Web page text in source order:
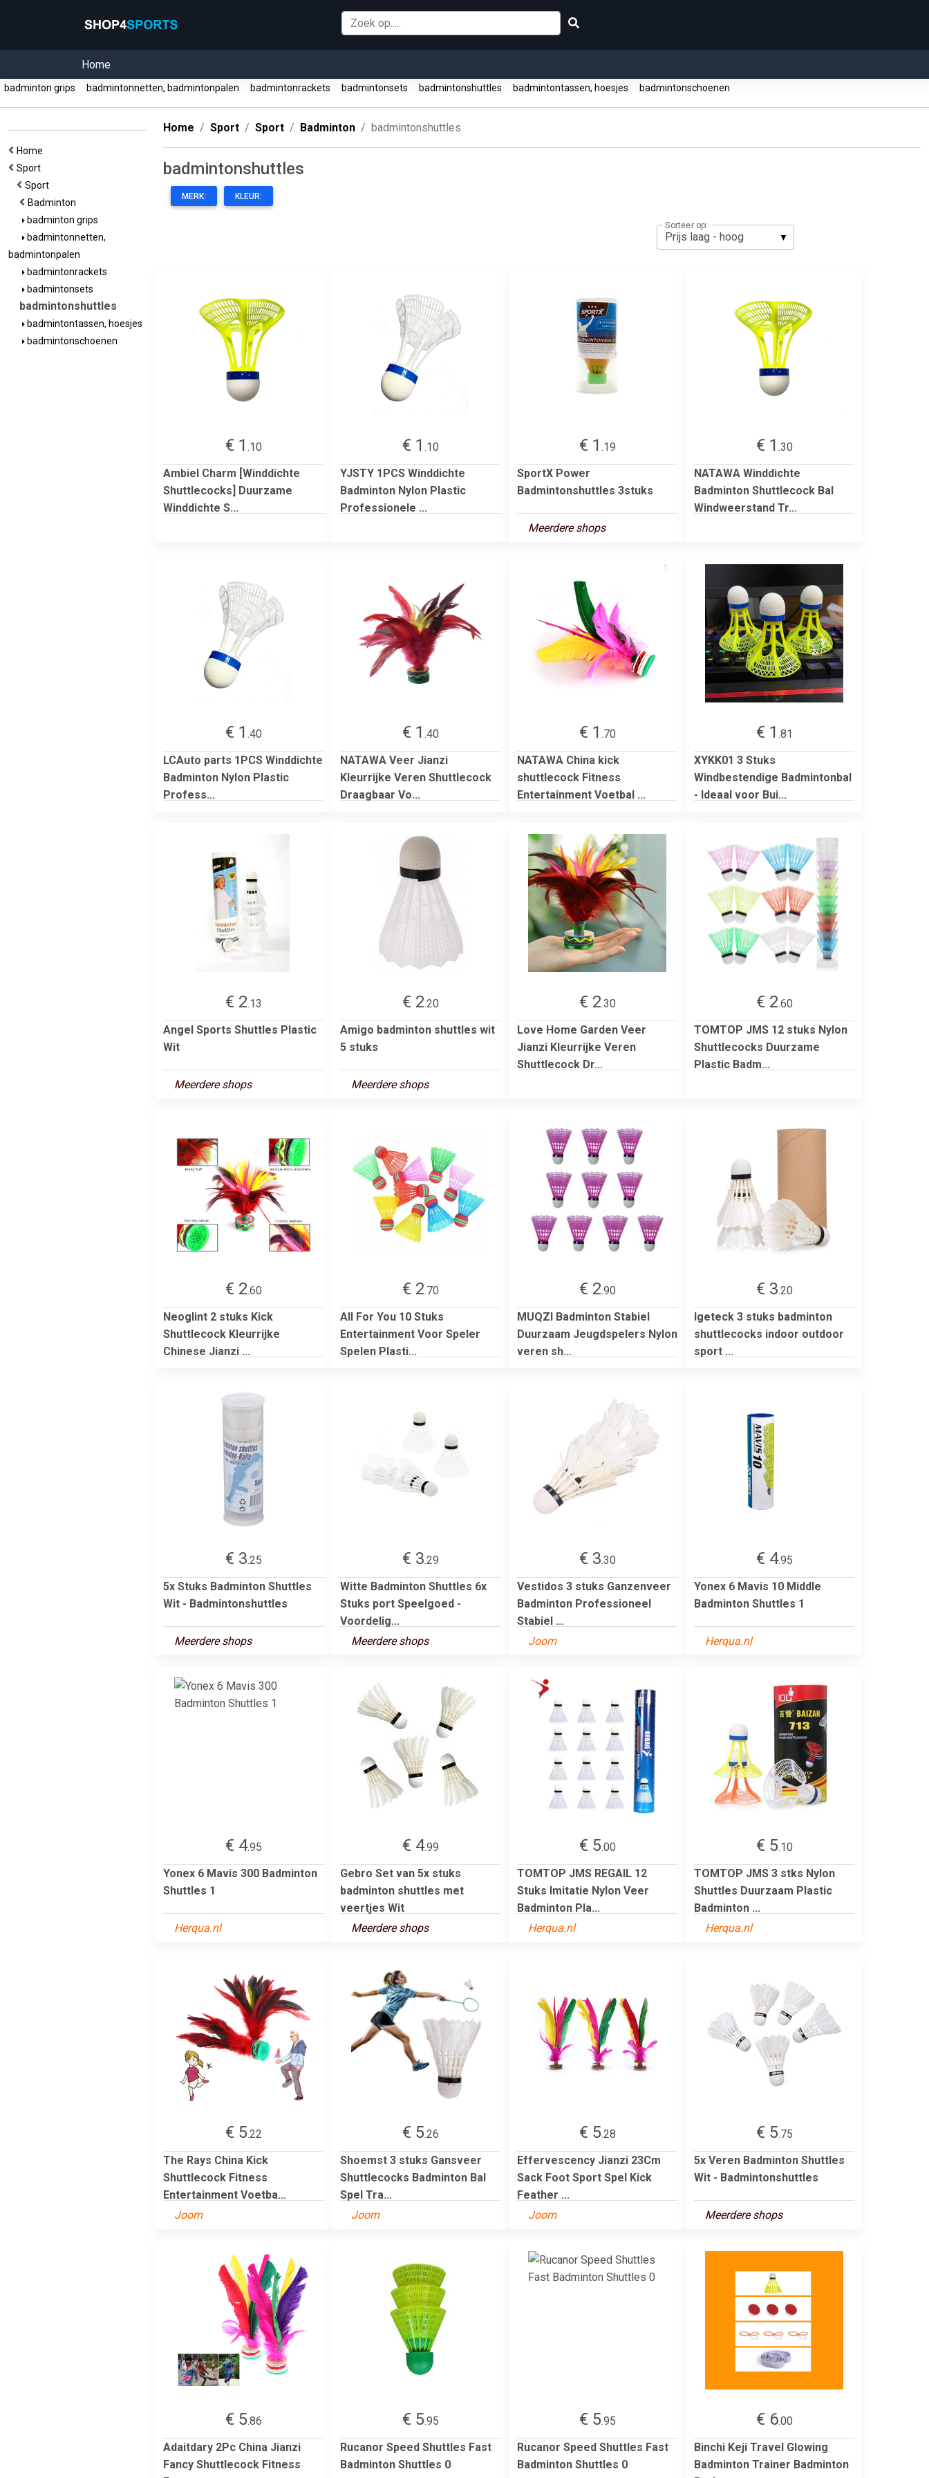
Home
badminton grips badmintonnetten, badmintonpalen badmintonrackets badmintonsets badmintonshuttles badmintontassen, hoesjes badmintonschoenen
Home
Sport
Sport
Badminton
badminton grips
badmintonnetten,
badmintonpalen
badmintonrackets
badmintonsets
badmintonshuttles
badmintontassen, hoesjes
badmintonschoenen
Home Sport Sport Badminton badmintonshuttles
badmintonshuttles
MERK: KLEUR:
Sorteer op:
€ 1 .10
Ambiel Charm [Winddichte
Shuttlecocks] Duurzame
Winddichte S...
€ 1 .10
YJSTY 1PCS Winddichte
Badminton Nylon Plastic
Professionele ...
€ 1 .19
SportX Power
Badmintonshuttles 3stuks
Meerdere shops
€ 1 .30
NATAWA Winddichte
Badminton Shuttlecock Bal
Windweerstand Tr...
€ 1 .40
LCAuto parts 1PCS Winddichte
Badminton Nylon Plastic
Profess...
€ 1 .40
NATAWA Veer Jianzi
Kleurrijke Veren Shuttlecock
Draagbaar Vo...
€ 1 .70
NATAWA China kick
shuttlecock Fitness
Entertainment Voetbal ...
€ 1 .81
XYKK01 3 Stuks
Windbestendige Badmintonbal
- Ideaal voor Bui...
€ 2.13
Angel Sports Shuttles Plastic
Wit
Meerdere shops
€ 2.20
Amigo badminton shuttles wit
5 stuks
Meerdere shops
€ 2.30
Love Home Garden Veer
Jianzi Kleurrijke Veren
Shuttlecock Dr...
€ 2.60
TOMTOP JMS 12 stuks Nylon
Shuttlecocks Duurzame
Plastic Badm...
€ 2.60
Neoglint 2 stuks Kick
Shuttlecock Kleurrijke
Chinese Jianzi ...
€ 2.70
All For You 10 Stuks
Entertainment Voor Speler
Spelen Plasti...
€ 2.90
MUQZI Badminton Stabiel
Duurzaam Jeugdspelers Nylon
veren sh...
€ 3.20
Igeteck 3 stuks badminton
shuttlecocks indoor outdoor
sport ...
€ 3.25
5x Stuks Badminton Shuttles
Wit - Badmintonshuttles
Meerdere shops
€ 3.29
Witte Badminton Shuttles 6x
Stuks port Speelgoed -
Voordelig...
Meerdere shops
€ 3.30
Vestidos 3 stuks Ganzenveer
Badminton Professioneel
Stabiel ...
Joom
€ 4.95
Yonex 6 Mavis 10 Middle
Badminton Shuttles 1
Herqua.nl
€ 4.95
Yonex 6 Mavis 300 Badminton
Shuttles 1
Herqua.nl
€ 4.99
Gebro Set van 5x stuks
badminton shuttles met
veertjes Wit
Meerdere shops
€ 5.00
TOMTOP JMS REGAIL 12
Stuks Imitatie Nylon Veer
Badminton Pla...
Herqua.nl
€ 5.10
TOMTOP JMS 3 stks Nylon
Shuttles Duurzaam Plastic
Badminton ...
Herqua.nl
€ 5.22
The Rays China Kick
Shuttlecock Fitness
Entertainment Voetba...
Joom
€ 5.26
Shoemst 3 stuks Gansveer
Shuttlecocks Badminton Bal
Spel Tra...
Joom
€ 5.28
Effervescency Jianzi 23Cm
Sack Foot Sport Spel Kick
Feather ...
Joom
€ 5.75
5x Veren Badminton Shuttles
Wit - Badmintonshuttles
Meerdere shops
€ 5.86
Adaitdary 2Pc China Jianzi
Fancy Shuttlecock Fitness
€ 5.95
Rucanor Speed Shuttles Fast
Badminton Shuttles 0
€ 5.95
Rucanor Speed Shuttles Fast
Badminton Shuttles 0
€ 6.00
Binchi Keji Travel Glowing
Badminton Trainer Badminton